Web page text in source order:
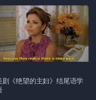
剧《绝望的主妇》结尾语学